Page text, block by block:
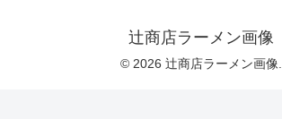
辻商店ラーメン画像
© 2026 辻商店ラーメン画像.